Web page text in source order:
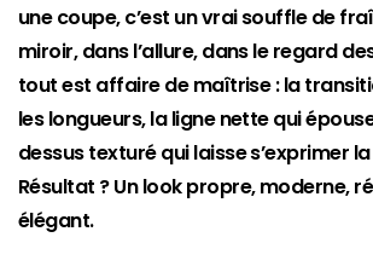
une coupe, c’est un vrai souffle de
miroir, dans l’allure, dans le regard
tout est affaire de maîtrise : la
les longueurs, la ligne nette qui
dessus texturé qui laisse s’exprimer
Résultat ? Un look propre, moderne,
élégant.